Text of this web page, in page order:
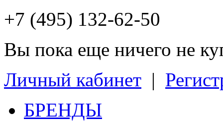
+7 (495) 132-62-50
Вы пока еще ничего не
Личный кабинет |
БРЕНДЫ